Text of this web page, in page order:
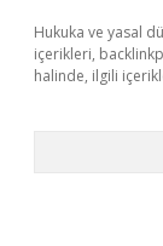
Hukuka ve yasal
içerikleri,
halinde, ilgili